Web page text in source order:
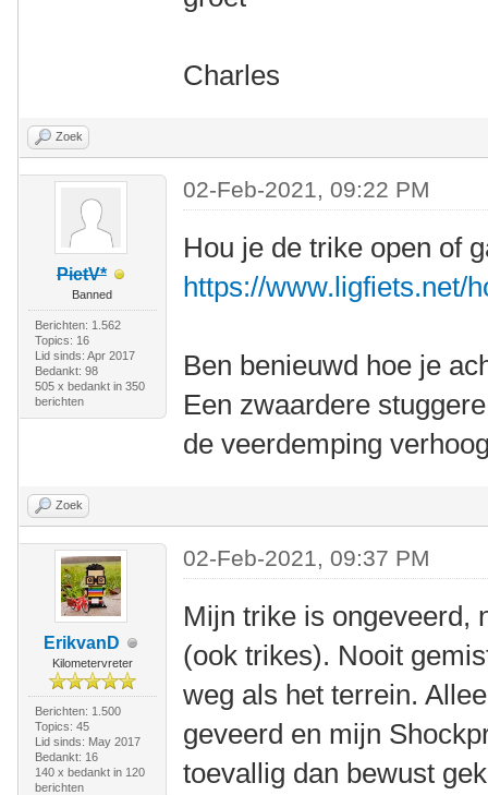
Charles
Zoek
PietV*
Banned
Berichten: 1.562
Topics: 16
Lid sinds: Apr 2017
Bedankt: 98
505 x bedankt in 350
berichten
02-Feb-2021, 09:22 PM
Hou je de trike open of
https://www.ligfiets.net/
Ben benieuwd hoe je
Een zwaardere
de veerdemping
Zoek
ErikvanD
Kilometervreter
Berichten: 1.500
Topics: 45
Lid sinds: May 2017
Bedankt: 16
140 x bedankt in 120
berichten
02-Feb-2021, 09:37 PM
Mijn trike is ongeveerd,
(ook trikes). Nooit
weg als het terrein.
geveerd en mijn
toevallig dan bewust